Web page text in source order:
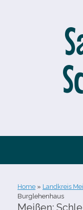
Home » Landkreis
Burglehenhaus
Meißen: